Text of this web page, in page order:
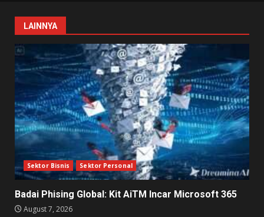
LAINNYA
Sektor Bisnis Sektor Personal
Badai Phising Global: Kit AiTM Incar Microsoft 365
August 7, 2026